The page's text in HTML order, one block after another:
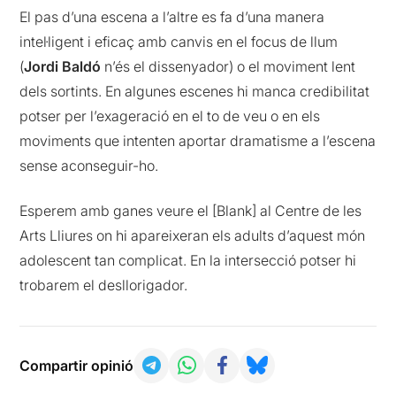
El pas d’una escena a l’altre es fa d’una manera
intel·ligent i eficaç amb canvis en el focus de llum
(Jordi Baldó n’és el dissenyador) o el moviment lent
dels sortints. En algunes escenes hi manca credibilitat
potser per l’exageració en el to de veu o en els
moviments que intenten aportar dramatisme a l’escena
sense aconseguir-ho.
Esperem amb ganes veure el [Blank] al Centre de les
Arts Lliures on hi apareixeran els adults d’aquest món
adolescent tan complicat. En la intersecció potser hi
trobarem el desllorigador.
Compartir opinió